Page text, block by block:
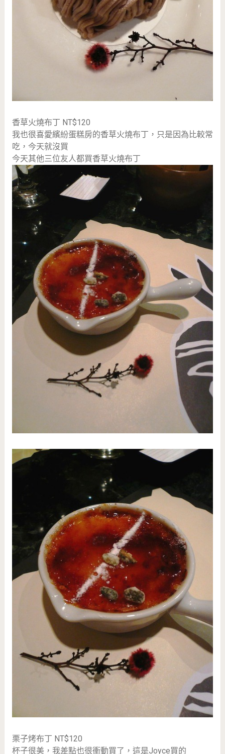
香草火燒布丁 NT$120
我也很喜愛繽紛蛋糕房的香草火燒布丁，只是因為比較常
吃，今天就沒買
今天其他三位友人都買香草火燒布丁
栗子烤布丁 NT$120
杯子很美，我差點也很衝動買了，這是Joyce買的